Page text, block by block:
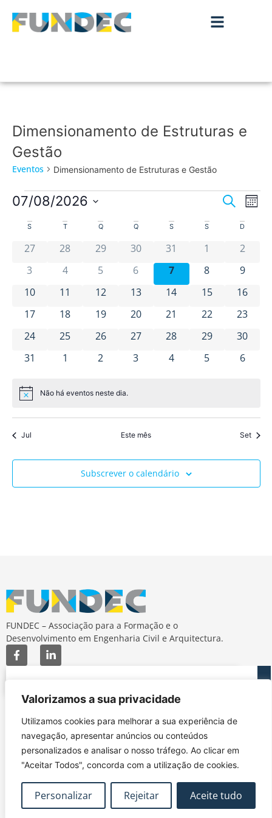
Valorizamos a sua privacidade
Utilizamos cookies para melhorar a sua experiência de
navegação, apresentar anúncios ou conteúdos
personalizados e analisar o nosso tráfego. Ao clicar em
"Aceitar Todos", concorda com a utilização de cookies.
Personalizar Rejeitar Aceite tudo
Dimensionamento de Estruturas e
Gestão
Eventos Dimensionamento de Estruturas e Gestão
de
de
Pesquisar
Mês
07/08/2026
Calendário
de
Eventos
S T Q Q S S D
0 eventos
27 0 eventos
28 0 eventos
29 0 eventos
30 0 eventos
31 0 eventos
1 0
2
0 eventos
3 0 eventos
4 0 eventos
5 0 eventos
6 0 eventos
7 0 eventos
8 0
9
0 eventos
10 0 eventos
11 0 eventos
12 0 eventos
13 0 eventos
14 0 eventos
15 0
16
0 eventos
17 0 eventos
18 0 eventos
19 0 eventos
20 0 eventos
21 0 eventos
22 0
23
0 eventos
24 0 eventos
25 0 eventos
26 0 eventos
27 0 eventos
28 0 eventos
29 0
30
0 eventos
31 0 eventos
1 0 eventos
2 0 eventos
3 0 eventos
4 0 eventos
5 0
6
Aviso Não há eventos neste dia.
Jul Este mês Set
Subscrever o calendário
FUNDEC – Associação para a Formação e o
Desenvolvimento em Engenharia Civil e Arquitectura.
MAPA DO SITE
Subscrever Newsletter
Contactos
Google Maps
CONTACTOS
fundec@tecnico.ulisboa.pt
FUNDEC - IST - DECivil
Av. Rovisco Pais, 1049-
001 Lisboa
Política de Privacidade Contacte-nos
Livro de
Reclamações|Termos e Condições